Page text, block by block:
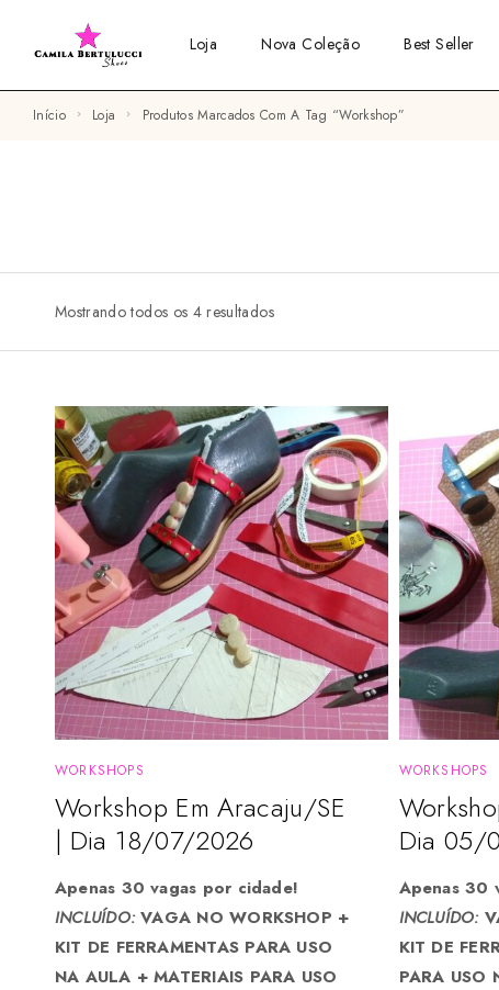
Loja Nova Coleção Best Seller
Início Loja Produtos Marcados Com A Tag “workshop”
Mostrando todos os 4 resultados
WORKSHOPS
Workshop Em Aracaju/SE
| Dia 18/07/2026
Apenas 30 vagas por cidade!
INCLUÍDO:VAGA NO WORKSHOP +
KIT DE FERRAMENTAS PARA USO
NA AULA + MATERIAIS PARA USO
WORKSHOPS
Dia 05/
Apenas 30
INCLUÍDO:
KIT DE
PARA USO